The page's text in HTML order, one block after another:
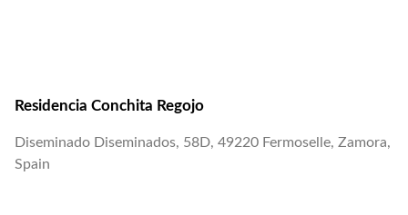
Residencia Conchita Regojo
Diseminado Diseminados, 58D, 49220 Fermoselle, Zamora,
Spain